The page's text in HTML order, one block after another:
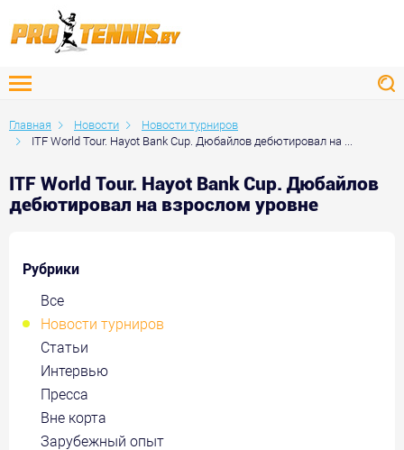
Главная Новости
Новости турниров
ITF World Tour. Hayot Bank Cup. Дюбайлов дебютировал на ...
ITF World Tour. Hayot Bank Cup. Дюбайлов
дебютировал на взрослом уровне
Рубрики
Все
Новости турниров
Статьи
Интервью
Пресса
Вне корта
Зарубежный опыт